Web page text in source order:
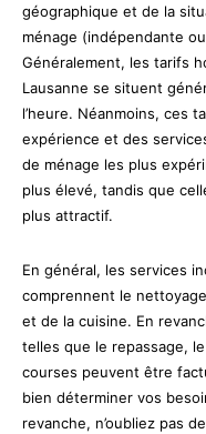
géographique et de la
ménage (indépendante
Généralement, les tarifs
Lausanne se situent
l’heure. Néanmoins, ces
expérience et des
de ménage les plus
plus élevé, tandis que
plus attractif.
En général, les services
comprennent le
et de la cuisine. En
telles que le repassage,
courses peuvent être
bien déterminer vos
revanche, n’oubliez pas